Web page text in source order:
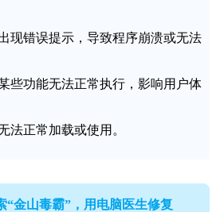
现错误提示，导致程序崩溃或无法
些功能无法正常执行，影响用户体
法正常加载或使用。
“金山毒霸”，用电脑医生修复